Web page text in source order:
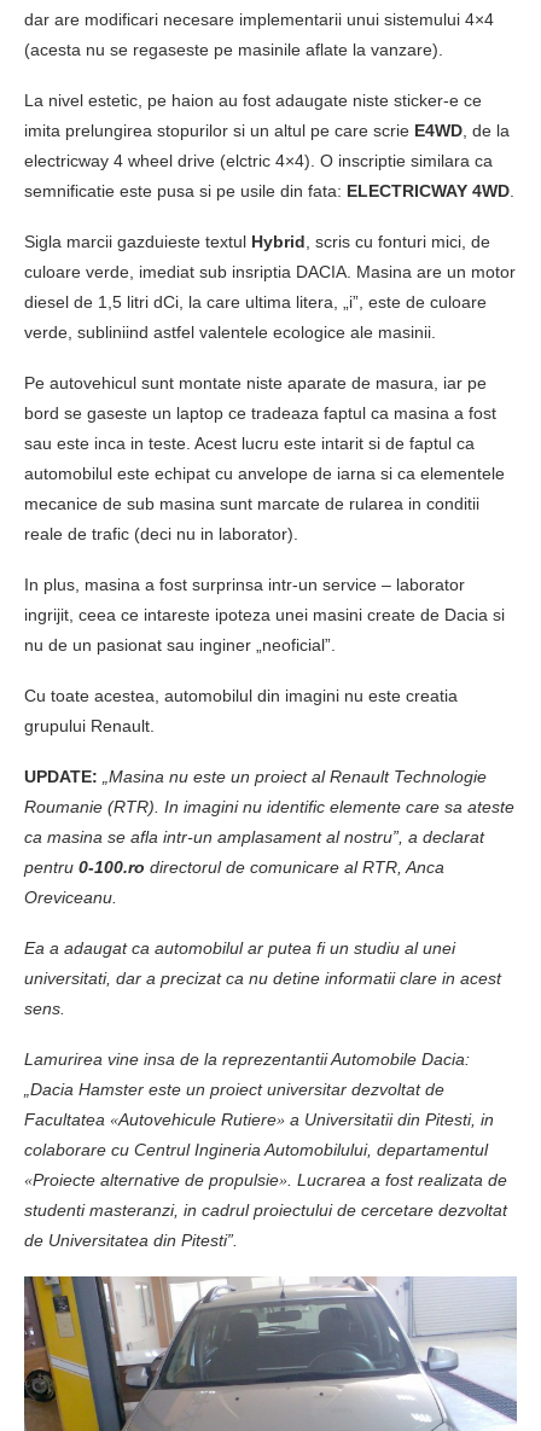
dar are modificari necesare implementarii unui sistemului 4×4
(acesta nu se regaseste pe masinile aflate la vanzare).
La nivel estetic, pe haion au fost adaugate niste sticker-e ce
imita prelungirea stopurilor si un altul pe care scrie E4WD , de la
electricway 4 wheel drive (elctric 4×4). O inscriptie similara ca
semnificatie este pusa si pe usile din fata: ELECTRICWAY 4WD
Sigla marcii gazduieste textul Hybrid , scris cu fonturi mici, de
culoare verde, imediat sub insriptia DACIA. Masina are un motor
diesel de 1,5 litri dCi, la care ultima litera, „i”, este de culoare
verde, subliniind astfel valentele ecologice ale masinii.
Pe autovehicul sunt montate niste aparate de masura, iar pe
bord se gaseste un laptop ce tradeaza faptul ca masina a fost
sau este inca in teste. Acest lucru este intarit si de faptul ca
automobilul este echipat cu anvelope de iarna si ca elementele
mecanice de sub masina sunt marcate de rularea in conditii
reale de trafic (deci nu in laborator).
In plus, masina a fost surprinsa intr-un service – laborator
ingrijit, ceea ce intareste ipoteza unei masini create de Dacia si
nu de un pasionat sau inginer „neoficial”.
Cu toate acestea, automobilul din imagini nu este creatia
grupului Renault.
UPDATE: „Masina nu este un proiect al Renault Technologie
Roumanie (RTR). In imagini nu identific elemente care sa ateste
ca masina se afla intr-un amplasament al nostru”, a declarat
pentru 0-100.ro directorul de comunicare al RTR, Anca
Oreviceanu.
Ea a adaugat ca automobilul ar putea fi un studiu al unei
universitati, dar a precizat ca nu detine informatii clare in acest
sens.
Lamurirea vine insa de la reprezentantii Automobile Dacia:
„Dacia Hamster este un proiect universitar dezvoltat de
Facultatea «Autovehicule Rutiere» a Universitatii din Pitesti, in
colaborare cu Centrul Ingineria Automobilului, departamentul
«Proiecte alternative de propulsie» . Lucrarea a fost realizata de
studenti masteranzi, in cadrul proiectului de cercetare dezvoltat
de Universitatea din Pitesti”.